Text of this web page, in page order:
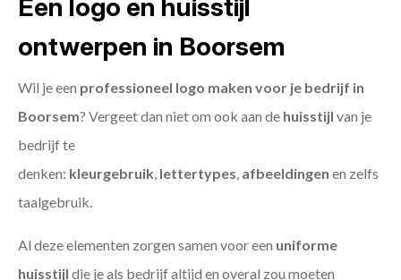
Een logo en huisstijl
ontwerpen in Boorsem
Wil je een professioneel logo maken voor je bedrijf in
Boorsem? Vergeet dan niet om ook aan de huisstijl van je
bedrijf te
denken: kleurgebruik, lettertypes, afbeeldingen en zelfs
taalgebruik.
Al deze elementen zorgen samen voor een uniforme
huisstijl die je als bedrijf altijd en overal zou moeten